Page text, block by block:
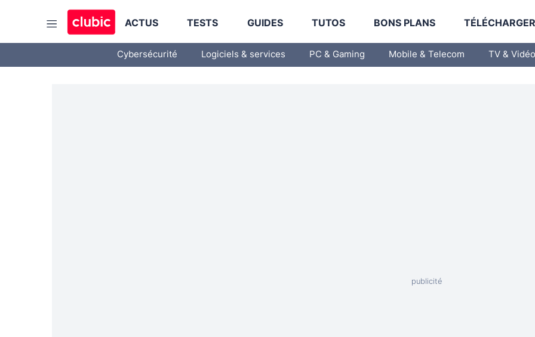
ACTUS TESTS GUIDES TUTOS BONS PLANS
Cybersécurité Logiciels & services PC & Gaming Mobile & Telecom TV & Vidéo